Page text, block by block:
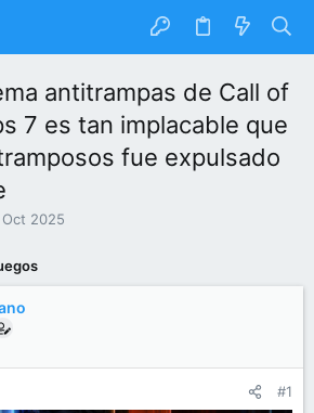
antitrampas de Call of
7 es tan implacable que
fue expulsado
Oct 2025
#1